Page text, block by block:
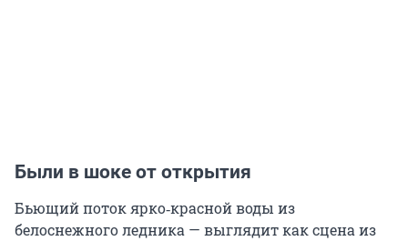
Были в шоке от открытия
Бьющий поток ярко‑красной воды из
белоснежного ледника — выглядит как сцена из